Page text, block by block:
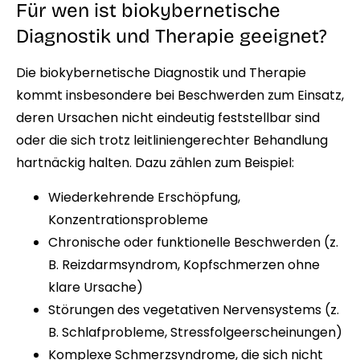
Für wen ist biokybernetische
Diagnostik und Therapie geeignet?
Die biokybernetische Diagnostik und Therapie
kommt insbesondere bei Beschwerden zum Einsatz,
deren Ursachen nicht eindeutig feststellbar sind
oder die sich trotz leitliniengerechter Behandlung
hartnäckig halten. Dazu zählen zum Beispiel:
Wiederkehrende Erschöpfung,
Konzentrationsprobleme
Chronische oder funktionelle Beschwerden (z.
B. Reizdarmsyndrom, Kopfschmerzen ohne
klare Ursache)
Störungen des vegetativen Nervensystems (z.
B. Schlafprobleme, Stressfolgeerscheinungen)
Komplexe Schmerzsyndrome, die sich nicht